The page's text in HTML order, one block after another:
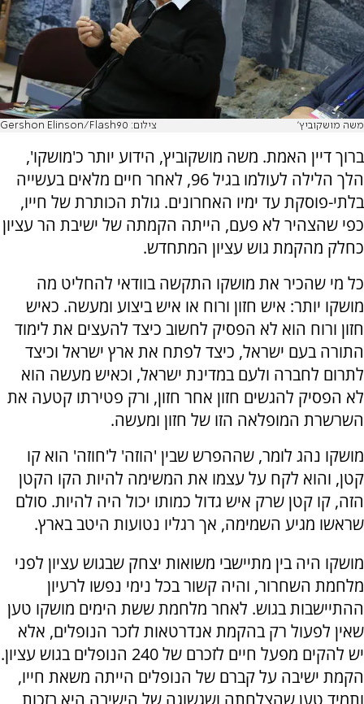
משה מושקוביץ' צילום: Gershon Elinson/Flash90
ברוך דיין האמת. משה מושקוביץ, הידוע יותר כ'מושקו',
הלך הלילה לעולמו בגיל 96, לאחר חיים מלאים בעשייה
בלתי-פוסקת עד ימיו האחרונים. גולת הכותרת של חייו,
כפי שהצהיר לא פעם, הייתה הקמתה של ישיבת הר עציון
כחלק מהקמת גוש עציון המתחדש.
כל מי שהכיר את מושקו התקשה בוודאי להחליט מה
מושקו יותר: איש חזון ורוח או איש ביצוע ומעשה. כאיש
חזון ורוח הוא לא הפסיק לחשוב כיצד להעצים את לימוד
התורה בעם ישראל, כיצד לפתח את ארץ ישראל וכיצד
לתרום לחברה ולעם במדינת ישראל, וכאיש מעשה הוא
לא הפסיק להגשים חזון אחר חזון, ורק פטירתו קטעה את
השרשרת המופלאה הזו של חזון ומעשה.
מושקו נהג לומר, שההפרש שבין 'הוזה' ל'חוזה' הוא קו
קטן, והוא לקח על עצמו את המשימה להיות הקו הקטן
הזה, קו קטן שרק איש גדול כמותו יכול היה להיות. סולם
שראשו מגיע השמימה, אך רגליו נטועות היטב בארץ.
מושקו היה בין מתיישבי משואות יצחק שבגוש עציון לפני
מלחמת השחרור, והיה קשור בכל נימי נפשו לרעיון
ההתיישבות בגוש. לאחר מלחמת ששת הימים מושקו טען
שאין לפעול רק בהקמת אנדרטאות לזכר הנופלים, אלא
יש להקים מפעל חיים לזכרם של 240 הנופלים בגוש עציון.
הקמת ישיבה על קברם של הנופלים הייתה משאת חייו,